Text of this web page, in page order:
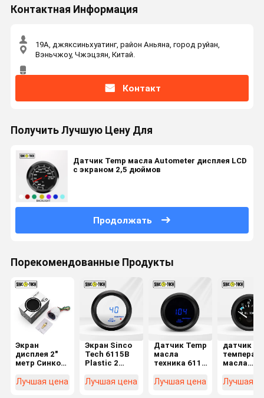
Контактная Информация
19А, джяксиньхуатинг, район Аньяна, город руйан,
Вэньчжоу, Чжэцзян, Китай.
Контакт
Получить Лучшую Цену Для
Датчик Temp масла Autometer дисплея LCD
с экраном 2,5 дюймов
Продолжать
Порекомендованные Продукты
Экран
дисплея 2"
метр Синко
6145Т
Лучшая цена
Экран Sinco
Tech 6115B
Plastic 2
температуры
Лучшая цена
Датчик Temp
масла
техника 6115
пластиковый
Лучшая цена
датчик 2"
масла
12V
Лучшая